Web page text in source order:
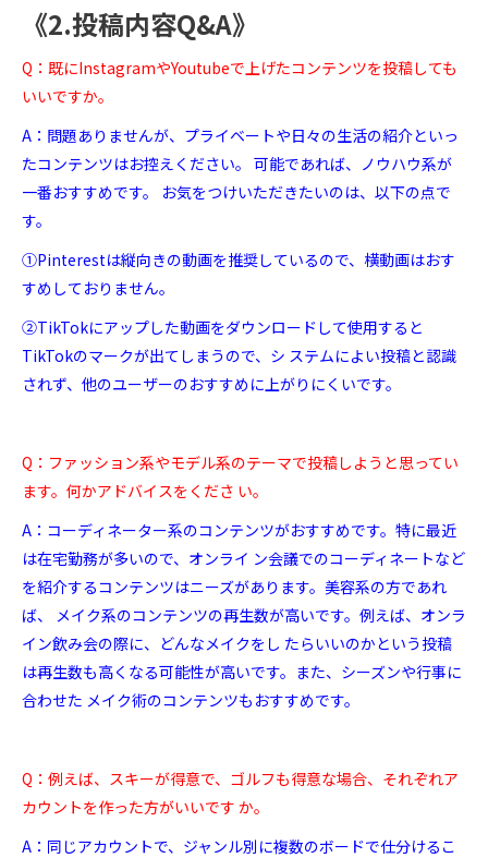
《2.投稿内容Q&A》
Q：既にInstagramやYoutubeで上げたコンテンツを投稿しても
いいですか。
A：問題ありませんが、プライベートや日々の生活の紹介といっ
たコンテンツはお控えください。 可能であれば、ノウハウ系が
一番おすすめです。 お気をつけいただきたいのは、以下の点で
す。
①Pinterestは縦向きの動画を推奨しているので、横動画はおす
すめしておりません。
②TikTokにアップした動画をダウンロードして使用すると
TikTokのマークが出てしまうので、シ ステムによい投稿と認識
されず、他のユーザーのおすすめに上がりにくいです。
Q：ファッション系やモデル系のテーマで投稿しようと思ってい
ます。何かアドバイスをくださ い。
A：コーディネーター系のコンテンツがおすすめです。特に最近
は在宅勤務が多いので、オンライ ン会議でのコーディネートなど
を紹介するコンテンツはニーズがあります。美容系の方であれ
ば、 メイク系のコンテンツの再生数が高いです。例えば、オンラ
イン飲み会の際に、どんなメイクをし たらいいのかという投稿
は再生数も高くなる可能性が高いです。また、シーズンや行事に
合わせた メイク術のコンテンツもおすすめです。
Q：例えば、スキーが得意で、ゴルフも得意な場合、それぞれア
カウントを作った方がいいです か。
A：同じアカウントで、ジャンル別に複数のボードで仕分けるこ